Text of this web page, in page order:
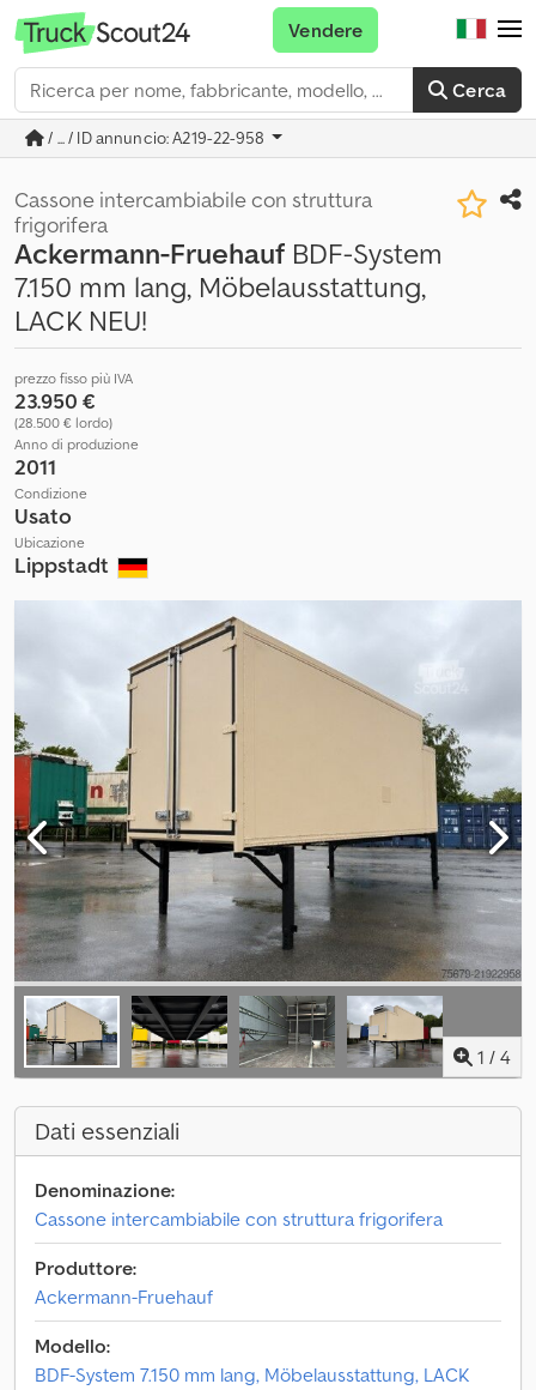
Cerca
Vendere
/ ... / ID annuncio: A219-22-958
Cassone intercambiabile con struttura
frigorifera
Ackermann-Fruehauf BDF-System
7.150 mm lang, Möbelausstattung,
LACK NEU!
prezzo fisso più IVA
23.950 €
(28.500 € lordo)
Anno di produzione
2011
Condizione
Usato
Ubicazione
Lippstadt
1 / 4
Dati essenziali
Denominazione:
Cassone intercambiabile con struttura frigorifera
Produttore:
Ackermann-Fruehauf
Modello:
BDF-System 7.150 mm lang, Möbelausstattung, LACK